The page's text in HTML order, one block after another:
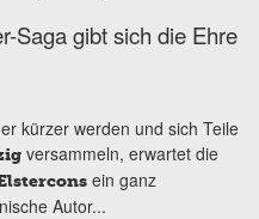
Saga gibt sich die Ehre
kürzer werden und sich Teile
versammeln, erwartet die
ein ganz
Autor...